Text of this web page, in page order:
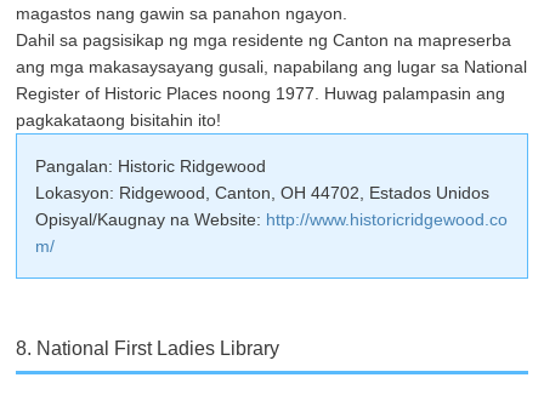
magastos nang gawin sa panahon ngayon.
Dahil sa pagsisikap ng mga residente ng Canton na mapreserba
ang mga makasaysayang gusali, napabilang ang lugar sa National
Register of Historic Places noong 1977. Huwag palampasin ang
pagkakataong bisitahin ito!
Pangalan: Historic Ridgewood
Lokasyon: Ridgewood, Canton, OH 44702, Estados Unidos
Opisyal/Kaugnay na Website: http://www.historicridgewood.co
m/
8. National First Ladies Library